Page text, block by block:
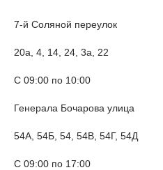
7-й Соляной переулок
20а, 4, 14, 24, 3а, 22
С 09:00 по 10:00
Генерала Бочарова улица
54А, 54Б, 54, 54В, 54Г, 54Д
С 09:00 по 17:00